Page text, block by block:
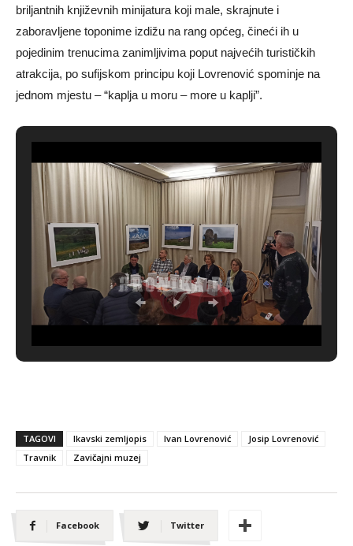
briljantnih književnih minijatura koji male, skrajnute i
zaboravljene toponime izdižu na rang općeg, čineći ih u
pojedinim trenucima zanimljivima poput najvećih turističkih
atrakcija, po sufijskom principu koji Lovrenović spominje na
jednom mjestu – “kaplja u moru – more u kaplji”.
TAGOVI Ikavski zemljopis Ivan Lovrenović
Josip Lovrenović
Travnik
Zavičajni muzej
Facebook Twitter